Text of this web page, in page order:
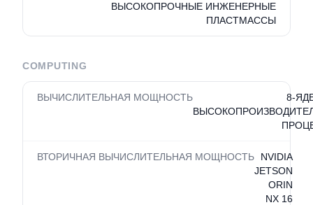
ВЫСОКОПРОЧНЫЕ ИНЖЕНЕРНЫЕ
ПЛАСТМАССЫ
COMPUTING
ВЫЧИСЛИТЕЛЬНАЯ МОЩНОСТЬ
8-
ВТОРИЧНАЯ ВЫЧИСЛИТЕЛЬНАЯ МОЩНОСТЬ
NVIDIA
JETSON
ORIN
NX 16